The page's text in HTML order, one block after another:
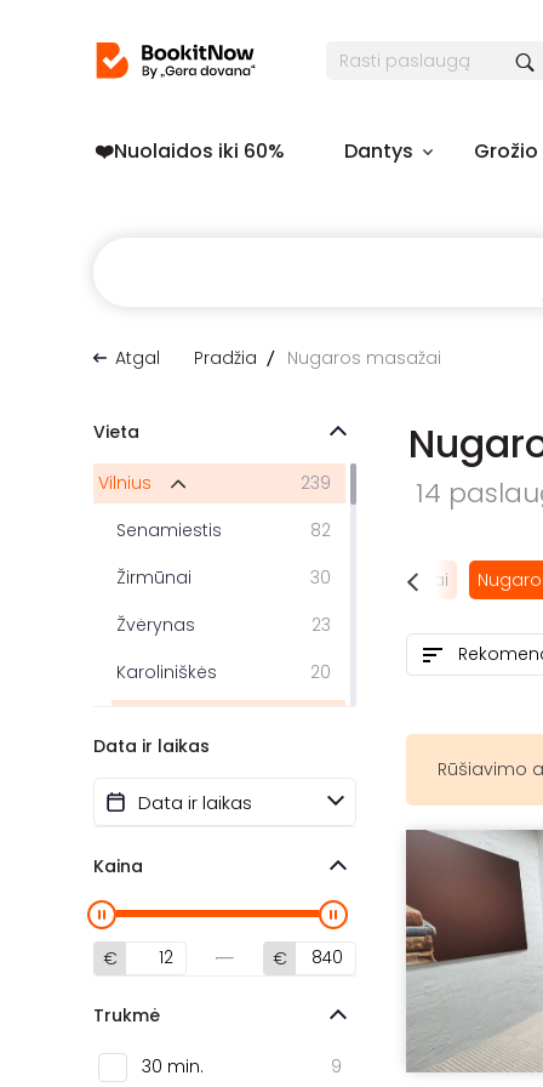
❤️️Nuolaidos iki 60% Dantys
Atgal Pradžia Nugaros masažai
14
SPA procedūros Masažų kompleksai
Vieta
Vilnius
239
Senamiestis
82
Žirmūnai
30
Žvėrynas
23
Karoliniškės
20
Šnipiškės
Fabijoniškės
12
Šiaurės miestelis
9
Centras
8
Pašilaičiai
Antakalnis
Data ir laikas
Kaina
€ €
Trukmė
30 min.
9
Rūšiavimo